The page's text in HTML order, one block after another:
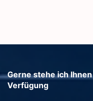
Gerne stehe ich
Verfügung